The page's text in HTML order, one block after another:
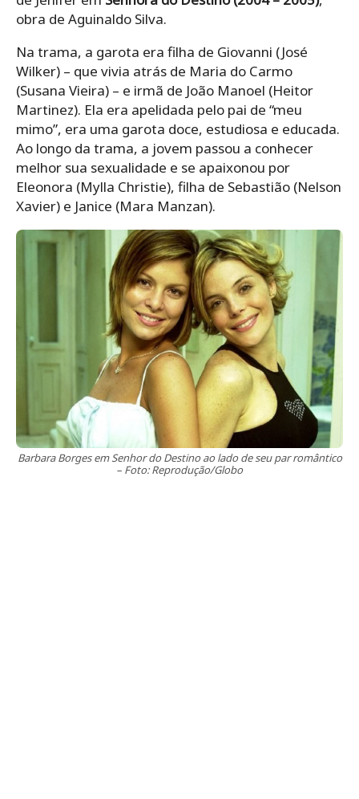
obra de Aguinaldo Silva.
Na trama, a garota era filha de Giovanni (José
Wilker) – que vivia atrás de Maria do Carmo
(Susana Vieira) – e irmã de João Manoel (Heitor
Martinez). Ela era apelidada pelo pai de “meu
mimo”, era uma garota doce, estudiosa e educada.
Ao longo da trama, a jovem passou a conhecer
melhor sua sexualidade e se apaixonou por
Eleonora (Mylla Christie), filha de Sebastião (Nelson
Xavier) e Janice (Mara Manzan).
Barbara Borges em Senhor do Destino ao lado de seu par romântico
– Foto: Reprodução/Globo